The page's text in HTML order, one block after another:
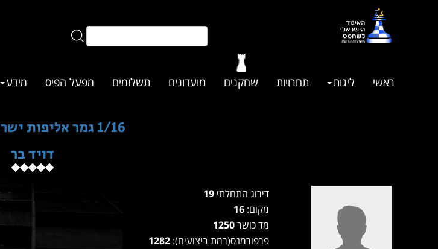
ראשי ליגות תחרויות שחקנים מועדונים תשלומים מפעל הפיס מידע
1/16 גמר אליפות ישראל בנהריה
דויד בר
דירוג התחלתי 19
מקום: 16
מד כושר1250
פרפורמנס(רמת ביצועים): 1282